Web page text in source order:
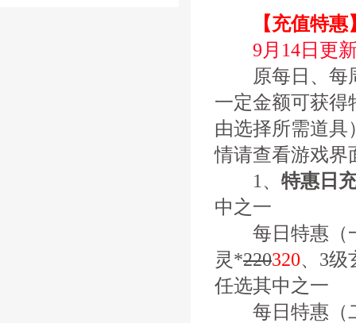
【充值特惠
9月14日更
原每日、每周
一定金额可获得
由选择所需道
情请查看游戏界
1、 特惠日
中之一
每日特惠（一
灵*220320、3级
任选其中之一
每日特惠（